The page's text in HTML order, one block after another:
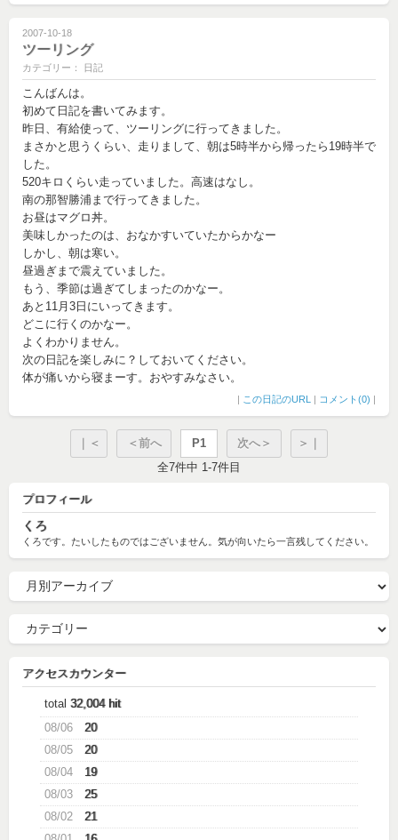
2007-10-18
ツーリング
カテゴリー： 日記
こんばんは。
初めて日記を書いてみます。
昨日、有給使って、ツーリングに行ってきました。
まさかと思うくらい、走りまして、朝は5時半から帰ったら19時半で
した。
520キロくらい走っていました。高速はなし。
南の那智勝浦まで行ってきました。
お昼はマグロ丼。
美味しかったのは、おなかすいていたからかなー
しかし、朝は寒い。
昼過ぎまで震えていました。
もう、季節は過ぎてしまったのかなー。
あと11月3日にいってきます。
どこに行くのかなー。
よくわかりません。
次の日記を楽しみに？しておいてください。
体が痛いから寝まーす。おやすみなさい。
| この日記のURL | コメント(0) |
｜＜ ＜前へ P1 次へ＞
＞｜
全7件中 1-7件目
プロフィール
くろ
くろです。たいしたものではございません。気が向いたら一言残してください。
アクセスカウンター
total 32,004 hit
08/06
20
08/05
20
08/04
19
08/03
25
08/02
21